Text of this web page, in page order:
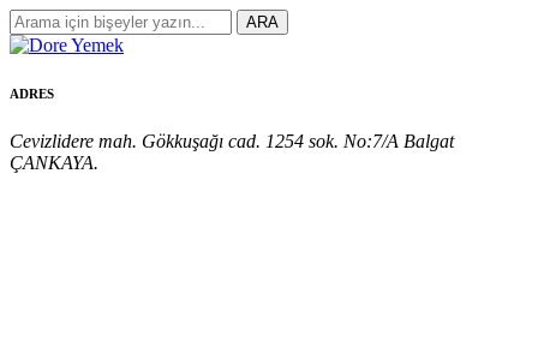
ADRES
Cevizlidere mah. Gökkuşağı cad. 1254 sok. No:7/A Balgat
ÇANKAYA.